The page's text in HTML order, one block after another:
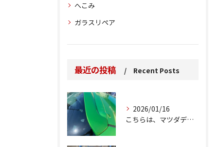
へこみ
ガラスリペア
最近の投稿 Recent Posts
2026/01/16
こちらは、マツダデミオのゲートのルーフスポイラーで、経年劣化...